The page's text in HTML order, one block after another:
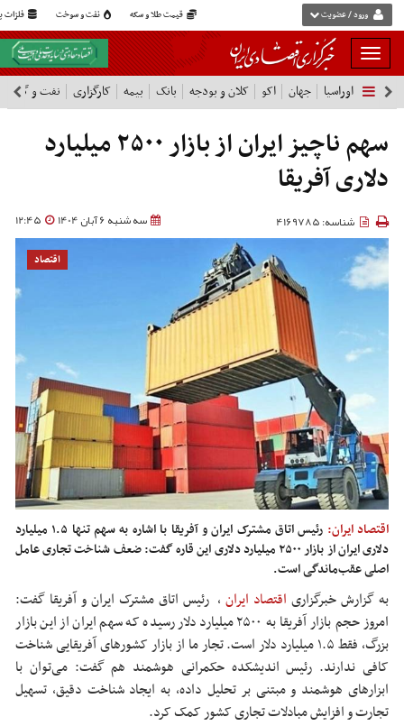
قیمت طلا و سکه نفت و سوخت فلزات ورود / عضویت
بار
و
بسته
نمودن
فهرست
اوراسیا جهان اکو کلان و بودجه بانک بیمه کارگزاری نفت و گاز
سهم ناچیز ایران از بازار ۲۵۰۰ میلیارد
دلاری آفریقا
سه شنبه 6 آبان 1404 12:45 شناسه: 4169785
اقتصاد
اقتصاد ایران:
رئیس اتاق مشترک ایران و آفریقا با اشاره به سهم تنها ۱.۵ میلیارد
دلاری ایران از بازار ۲۵۰۰ میلیارد دلاری این قاره گفت: ضعف شناخت تجاری عامل
اصلی عقب‌ماندگی است.
به گزارش خبرگزاری اقتصاد ایران ، رئیس اتاق مشترک ایران و آفریقا گفت:
امروز حجم بازار آفریقا به ۲۵۰۰ میلیارد دلار رسیده که سهم ایران از این بازار
بزرگ، فقط ۱.۵ میلیارد دلار است. تجار ما از بازار کشورهای آفریقایی شناخت
کافی ندارند. رئیس اندیشکده حکمرانی هوشمند هم گفت: می‌توان با
ابزارهای هوشمند و مبتنی بر تحلیل داده، به ایجاد شناخت دقیق، تسهیل
تجارت و افزایش مبادلات تجاری کشور کمک کرد.